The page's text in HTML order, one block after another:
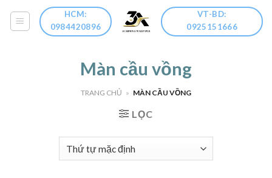
HCM:
0984420896
VT-BD:
0925151666
Màn cầu vồng
TRANG CHỦ » MÀN CẦU VỒNG
LỌC